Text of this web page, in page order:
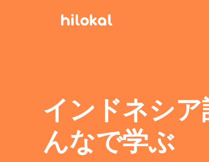
インドネシ
んなで学ぶ